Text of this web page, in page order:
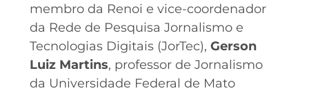
membro da Renoi e vice-coordenador
da Rede de Pesquisa Jornalismo e
Tecnologias Digitais (JorTec), Gerson
Luiz Martins, professor de Jornalismo
da Universidade Federal de Mato